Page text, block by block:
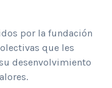
por la fundación
que les
desenvolvimiento